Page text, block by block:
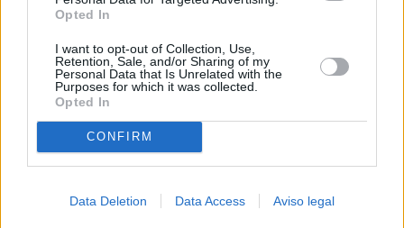
Opted In
I want to opt-out of Collection, Use,
Retention, Sale, and/or Sharing of my
Personal Data that Is Unrelated with the
Purposes for which it was collected.
Opted In
CONFIRM
Data Deletion Data Access Aviso legal